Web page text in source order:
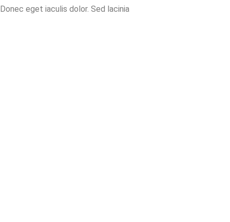
eget iaculis dolor. Sed lacinia